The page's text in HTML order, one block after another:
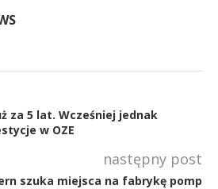
za 5 lat. Wcześniej jednak
w OZE
następny post
szuka miejsca na fabrykę pomp